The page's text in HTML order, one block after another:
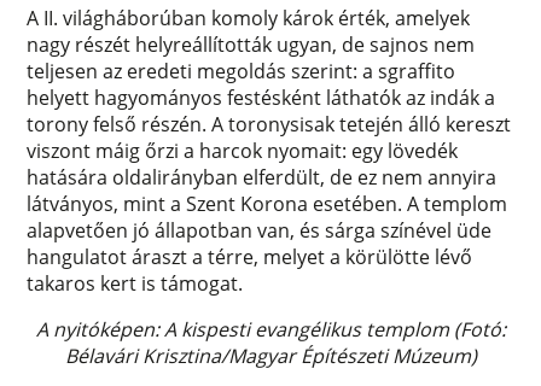
A II. világháborúban komoly károk érték, amelyek
nagy részét helyreállították ugyan, de sajnos nem
teljesen az eredeti megoldás szerint: a sgraffito
helyett hagyományos festésként láthatók az indák a
torony felső részén. A toronysisak tetején álló kereszt
viszont máig őrzi a harcok nyomait: egy lövedék
hatására oldalirányban elferdült, de ez nem annyira
látványos, mint a Szent Korona esetében. A templom
alapvetően jó állapotban van, és sárga színével üde
hangulatot áraszt a térre, melyet a körülötte lévő
takaros kert is támogat.
A nyitóképen: A kispesti evangélikus templom (Fotó:
Bélavári Krisztina/Magyar Építészeti Múzeum)